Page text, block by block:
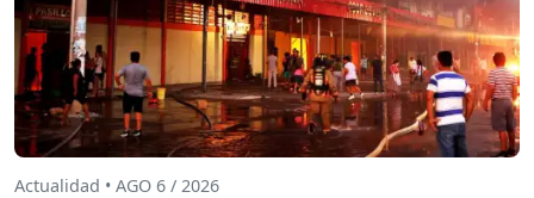
Actualidad • AGO 6 / 2026